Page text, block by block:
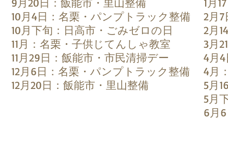
10月4日：名栗・パンプトラック整備
10月下旬：日高市・ごみゼロの日
11月：名栗・子供じてんしゃ教室
11⽉29⽇：飯能市・市⺠清掃デー
12月6日：名栗・パンプトラック整備
12⽉20⽇：飯能市・⾥⼭整備
2月
2⽉
3月
4月
4月
5⽉
5月
6月